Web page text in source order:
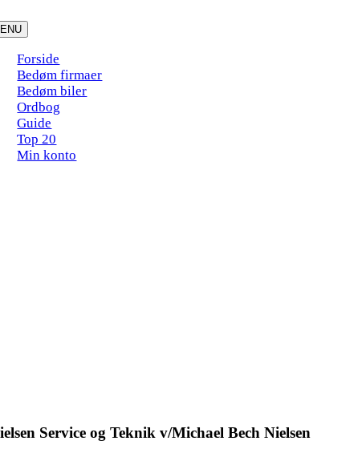
to
content
Forside
Bedøm firmaer
Bedøm biler
Ordbog
Guide
Top 20
Min konto
Service og Teknik v/Michael Bech Nielsen